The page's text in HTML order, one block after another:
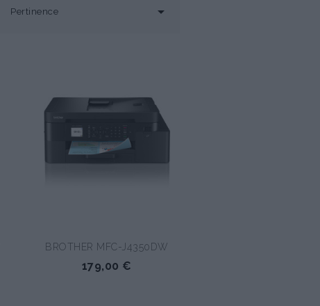
Pertinence 
BROTHER MFC-J4350DW
179,00 €